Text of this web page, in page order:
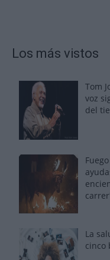
Los más vistos
Tom
voz
del
carrer'
La
cinco